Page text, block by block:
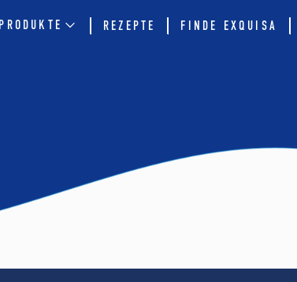
PRODUKTE REZEPTE FINDE EXQUISA